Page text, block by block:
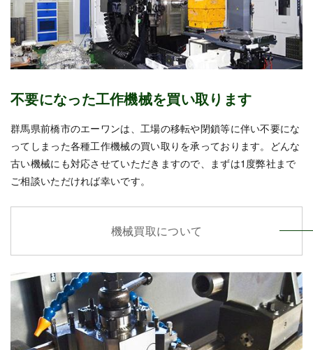
不要になった工作機械を買い取ります
群馬県前橋市のエーワンは、工場の移転や閉鎖等に伴い不要にな
ってしまった各種工作機械の買い取りを承っております。どんな
古い機械にも対応させていただきますので、まずは1度弊社まで
ご相談いただければ幸いです。
機械買取について